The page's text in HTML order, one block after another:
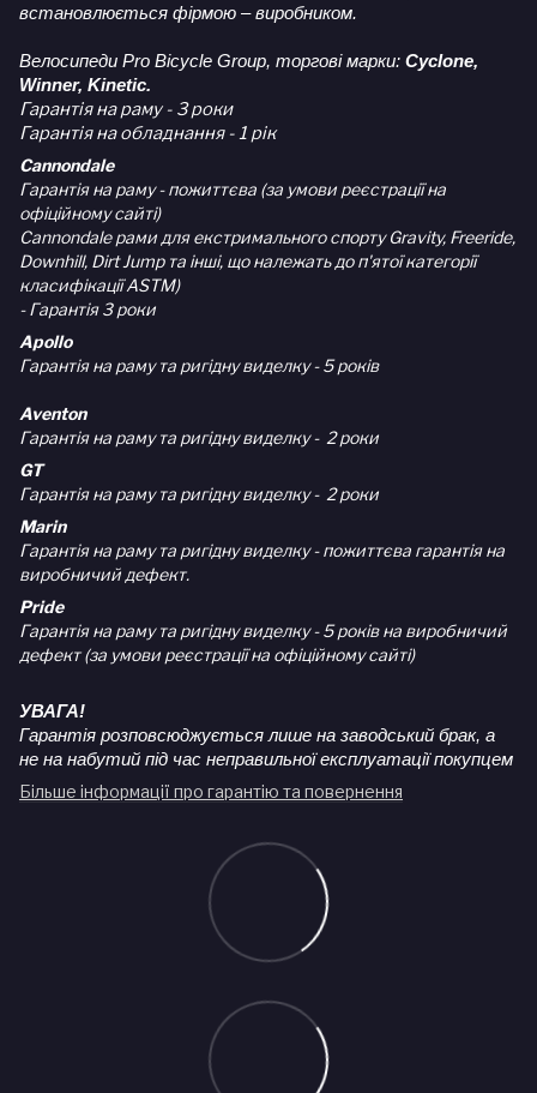
встановлюється фірмою – виробником.
Велосипеди Pro Bicycle Group, торгові марки: Cyclone,
Winner, Kinetic.
Гарантія на раму - 3 роки
Гарантія на обладнання - 1 рік
Cannondale
Гарантія на раму - пожиттєва (за умови реєстрації на
офіційному сайті)
Cannondale рами для екстримального спорту Gravity, Freeride,
Downhill, Dirt Jump та інші, що належать до п'ятої категорії
класифікації ASTM)
- Гарантія 3 роки
Apollo
Гарантія на раму та ригідну виделку - 5 років
Aventon
Гарантія на раму та ригідну виделку - 2 роки
GT
Гарантія на раму та ригідну виделку - 2 роки
Marin
Гарантія на раму та ригідну виделку - пожиттєва гарантія на
виробничий дефект.
Pride
Гарантія на раму та ригідну виделку - 5 років на виробничий
дефект (за умови реєстрації на офіційному сайті)
УВАГА!
Гарантія розповсюджується лише на заводський брак, а
не на набутий під час неправильної експлуатації покупцем
Більше інформації про гарантію та повернення